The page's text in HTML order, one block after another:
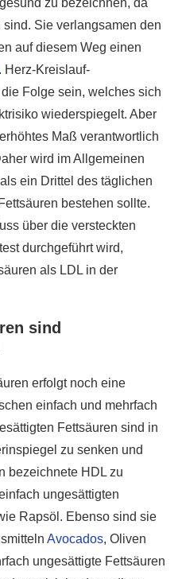
zu bezeichnen, da
Sie verlangsamen den
auf diesem Weg einen
. Herz-Kreislauf-
Folge sein, welches sich
wiederspiegelt. Aber
Maß verantwortlich
wird im Allgemeinen
ein Drittel des täglichen
bestehen sollte.
über die versteckten
durchgeführt wird,
als LDL in der
sind
erfolgt noch eine
einfach und mehrfach
Fettsäuren sind in
zu senken und
bezeichnete HDL zu
ungesättigten
Rapsöl. Ebenso sind sie
Avocados, Oliven
ungesättigte Fettsäuren